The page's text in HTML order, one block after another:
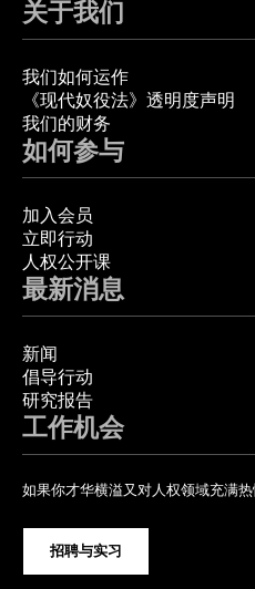
关于我们
我们如何运作
《现代奴役法》透明度声明
我们的财务
如何参与
加入会员
立即行动
人权公开课
最新消息
新闻
倡导行动
研究报告
工作机会
如果你才华横溢又对人权领域充满
招聘与实习